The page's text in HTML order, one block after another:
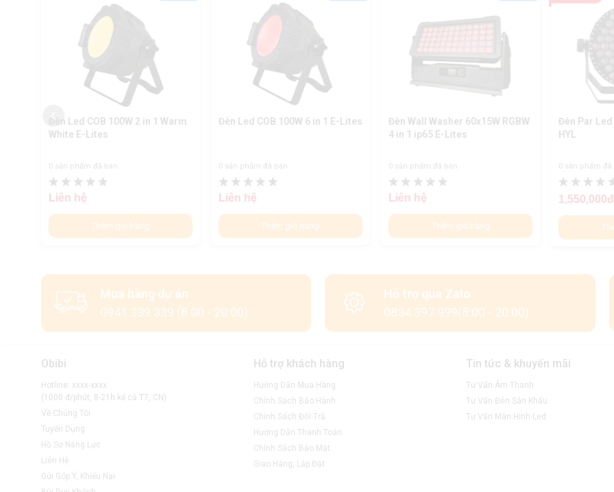
Đèn Led COB 100W 2 in 1 Warm
White E-Lites
0 sản phẩm đã bán
Liên hệ
Thêm giỏ hàng
Đèn Led COB 100W 6 in 1 E-Lites
0 sản phẩm đã bán
Liên hệ
Thêm giỏ hàng
Đèn Wall Washer 60x15W RGBW
4 in 1 ip65 E-Lites
0 sản phẩm đã bán
Liên hệ
Thêm giỏ hàng
Đèn Par Led
HYL
0 sản phẩm đã
1,550,000đ
Mua hàng dự án
0941 339 339 (8:00 - 20:00)
Hỗ trợ qua Zalo
0834 397 999(8:00 - 20:00)
Obibi
Hotline: xxxx-xxxx
(1000 đ/phút, 8-21h kể cả T7, CN)
Về Chúng Tôi
Tuyển Dụng
Hồ Sơ Năng Lực
Liên Hệ
Gửi Góp Ý, Khiếu Nại
Hỗ trợ khách hàng
Hướng Dẫn Mua Hàng
Chính Sách Bảo Hành
Chính Sách Đổi Trả
Hướng Dẫn Thanh Toán
Chính Sách Bảo Mật
Giao Hàng, Lắp Đặt
Tin tức & khuyến mãi
Tư Vấn Âm Thanh
Tư Vấn Đèn Sân Khấu
Tư Vấn Màn Hình Led